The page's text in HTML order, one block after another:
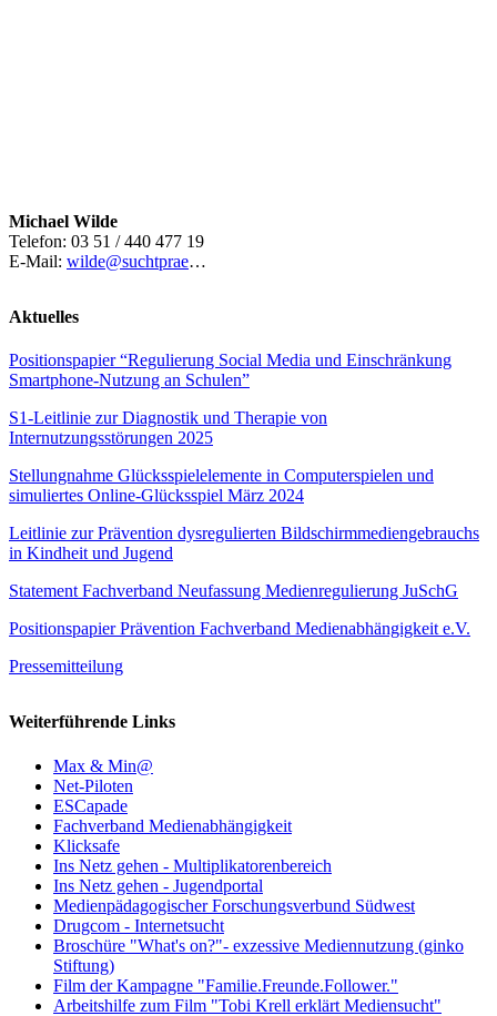
Michael Wilde
Telefon: 03 51 / 440 477 19
E-Mail: wilde@suchtprae…
Aktuelles
Positionspapier “Regulierung Social Media und Einschränkung
Smartphone-Nutzung an Schulen”
S1-Leitlinie zur Diagnostik und Therapie von
Internutzungsstörungen 2025
Stellungnahme Glücksspielelemente in Computerspielen und
simuliertes Online-Glücksspiel März 2024
Leitlinie zur Prävention dysregulierten Bildschirmmediengebrauchs
in Kindheit und Jugend
Statement Fachverband Neufassung Medienregulierung JuSchG
Positionspapier Prävention Fachverband Medienabhängigkeit e.V.
Pressemitteilung
Weiterführende Links
Max & Min@
Net-Piloten
ESCapade
Fachverband Medienabhängigkeit
Klicksafe
Ins Netz gehen - Multiplikatorenbereich
Ins Netz gehen - Jugendportal
Medienpädagogischer Forschungsverbund Südwest
Drugcom - Internetsucht
Broschüre "What's on?"- exzessive Mediennutzung (ginko
Stiftung)
Film der Kampagne "Familie.Freunde.Follower."
Arbeitshilfe zum Film "Tobi Krell erklärt Mediensucht"